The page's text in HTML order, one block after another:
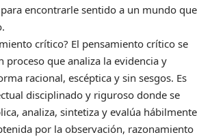
encontrarle sentido a un mundo que
crítico? El pensamiento crítico se
proceso que analiza la evidencia y
racional, escéptica y sin sesgos. Es
disciplinado y riguroso donde se
analiza, sintetiza y evalúa hábilmente
por la observación, razonamiento